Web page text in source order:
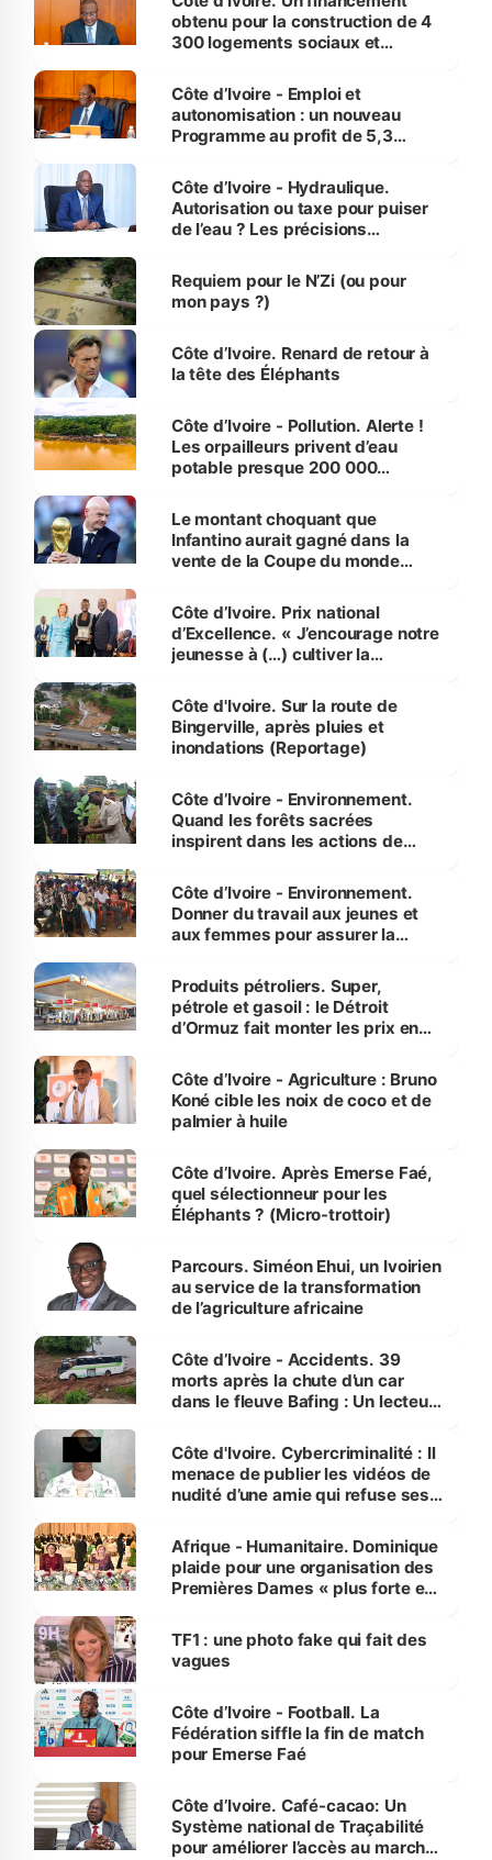
obtenu pour la construction de 4
300 logements sociaux et
et Yamoussoukro
Côte d’Ivoire - Emploi et
autonomisation : un nouveau
Programme au profit de 5,3
Côte d’Ivoire - Hydraulique.
Autorisation ou taxe pour puiser
de l’eau ? Les précisions
Requiem pour le N’Zi (ou pour
mon pays ?)
Côte d’Ivoire. Renard de retour à
la tête des Éléphants
Côte d’Ivoire - Pollution. Alerte !
Les orpailleurs privent d’eau
potable presque 200 000
Le montant choquant que
Infantino aurait gagné dans la
vente de la Coupe du monde
Côte d’Ivoire. Prix national
d’Excellence. « J’encourage notre
jeunesse à (…) cultiver la
(Alassane Ouattara
Côte d'Ivoire. Sur la route de
Bingerville, après pluies et
inondations (Reportage)
Côte d’Ivoire - Environnement.
Quand les forêts sacrées
inspirent dans les actions de
Côte d’Ivoire - Environnement.
Donner du travail aux jeunes et
aux femmes pour assurer la
menacées
Produits pétroliers. Super,
pétrole et gasoil : le Détroit
d’Ormuz fait monter les prix en
Côte d’Ivoire - Agriculture : Bruno
Koné cible les noix de coco et de
palmier à huile
Côte d’Ivoire. Après Emerse Faé,
quel sélectionneur pour les
Éléphants ? (Micro-trottoir)
Parcours. Siméon Ehui, un Ivoirien
au service de la transformation
de l’agriculture africaine
Côte d’Ivoire - Accidents. 39
morts après la chute d’un car
dans le fleuve Bafing : Un lecteur
des Transports
Côte d'Ivoire. Cybercriminalité : Il
menace de publier les vidéos de
nudité d’une amie qui refuse ses
Afrique - Humanitaire. Dominique
plaide pour une organisation des
Premières Dames « plus forte et
sur la scène internationale »
TF1 : une photo fake qui fait des
vagues
Côte d’Ivoire - Football. La
Fédération siffle la fin de match
pour Emerse Faé
Côte d’Ivoire. Café-cacao: Un
Système national de Traçabilité
pour améliorer l’accès au marché